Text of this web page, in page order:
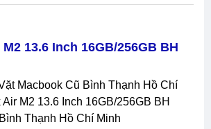
13.6 Inch 16GB/256GB BH
M2 13.6 Inch 16GB/256GB BH
Thạnh Hồ Chí Minh